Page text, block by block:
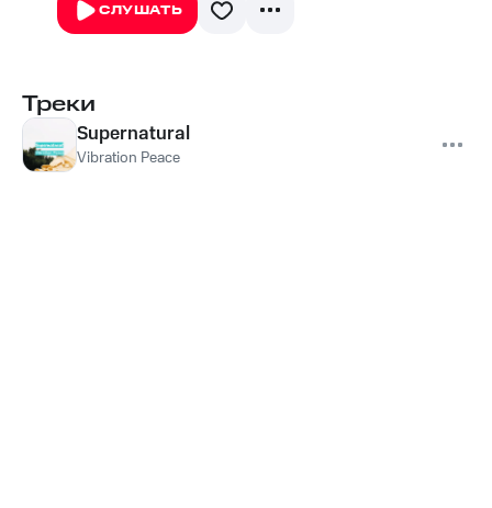
СЛУШАТЬ
Треки
Supernatural
Vibration Peace